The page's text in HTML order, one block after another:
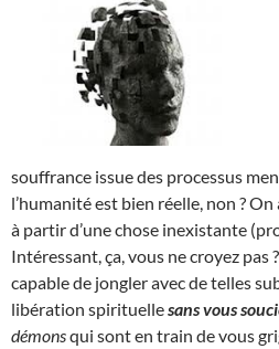
souffrance issue des processus
l’humanité est bien réelle, non ?
à partir d’une chose inexistante
Intéressant, ça, vous ne croyez pas
capable de jongler avec de telles
libération spirituellesans vous
démonsqui sont en train de vous